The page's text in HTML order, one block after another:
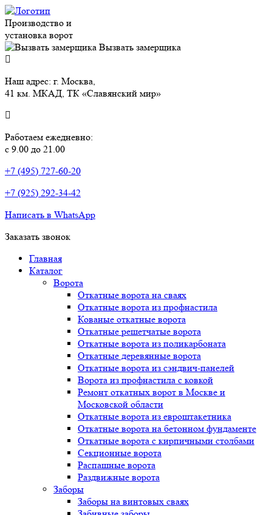
Производство и
установка ворот
Вызвать замерщика
Наш адрес: г. Москва,
41 км. МКАД, ТК «Славянский мир»
Работаем ежедневно:
с 9.00 до 21.00
+7 (495) 727-60-20
+7 (925) 292-34-42
Написать в WhatsApp
Заказать звонок
Главная
Каталог
Ворота
Откатные ворота на сваях
Откатные ворота из профнастила
Кованые откатные ворота
Откатные решетчатые ворота
Откатные ворота из поликарбоната
Откатные деревянные ворота
Откатные ворота из сэндвич-панелей
Ворота из профнастила с ковкой
Ремонт откатных ворот в Москве и
Московской области
Откатные ворота из евроштакетника
Откатные ворота на бетонном фундаменте
Откатные ворота с кирпичными столбами
Секционные ворота
Распашные ворота
Раздвижные ворота
Заборы
Заборы на винтовых сваях